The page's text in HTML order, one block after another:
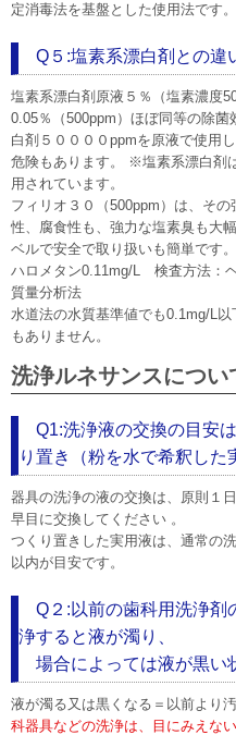
定消毒法を基盤とした使用法です。
Q５:塩素系漂白剤との違
塩素系漂白剤原液５％（塩素濃度
0.05％（500ppm）ほぼ同等の除
白剤５００００ppmを原液で使用
危険もあります。 ※塩素系漂白剤
用されています。
フィリオ３０（500ppm）は、そ
性、腐食性も、強力な塩素臭も大
ベルで安全で取り扱いも簡単です
ハロメタン0.11mg/L 検査方法：
質量分析法
水道法の水質基準値でも0.1mg/L
もありません。
洗浄ルネサンスについ
Q1:洗浄液の交換の目安
り置き（粉を水で希釈した
器具の洗浄の液の交換は、原則１
早目に交換してください 。
つくり置きした実用液は、通常の
以内が目安です。
Q２:以前の歯科用洗浄剤
浄すると液が濁り、
場合によっては液が黒い
液が濁る又は黒くなる＝以前より
科器具などの洗浄は、目にみえな